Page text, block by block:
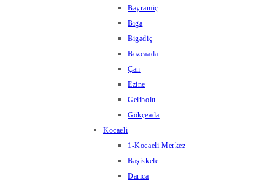
Bayramiç
Biga
Bigadiç
Bozcaada
Çan
Ezine
Gelibolu
Gökçeada
Kocaeli
1-Kocaeli Merkez
Başiskele
Darıca